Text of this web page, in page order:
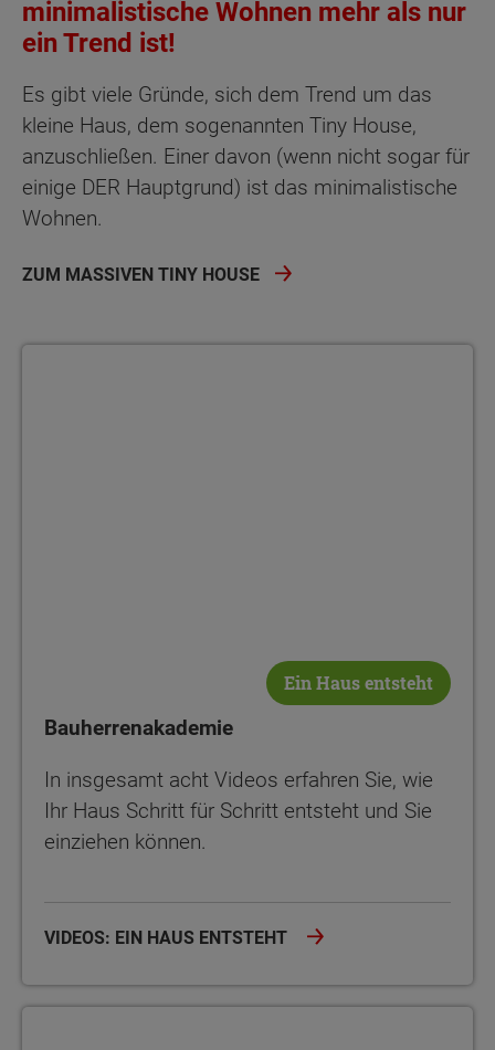
minimalistische Wohnen mehr als nur
ein Trend ist!
Es gibt viele Gründe, sich dem Trend um das
kleine Haus, dem sogenannten Tiny House,
anzuschließen. Einer davon (wenn nicht sogar für
einige DER Hauptgrund) ist das minimalistische
Wohnen.
ZUM MASSIVEN TINY HOUSE
Ein Haus entsteht
Bauherrenakademie
In insgesamt acht Videos erfahren Sie, wie
Ihr Haus Schritt für Schritt entsteht und Sie
einziehen können.
VIDEOS: EIN HAUS ENTSTEHT